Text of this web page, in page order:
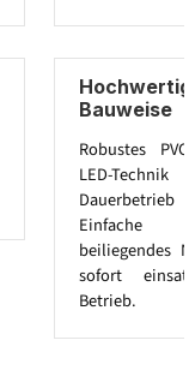
Bauweise
Robustes
LED-
Einfache
beiliegendes
sofort
Betrieb.